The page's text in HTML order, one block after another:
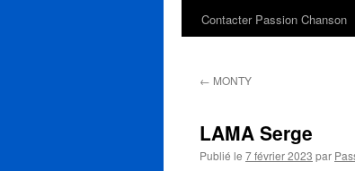
Contacter Passion Chanson
← MONTY
LAMA Serge
Publié le 7 février 2023 par